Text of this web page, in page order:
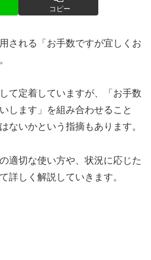
コピー
される「お手数ですが宜しくお
て定着していますが、「お手数
します」を組み合わせること
ないかという指摘もあります。
適切な使い方や、状況に応じた
詳しく解説していきます。